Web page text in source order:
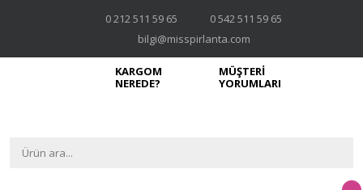
0 212 511 59 65
0 542 511 59 65
bilgi@misspirlanta.com
KARGOM
NEREDE?
MÜŞTERİ
YORUMLARI